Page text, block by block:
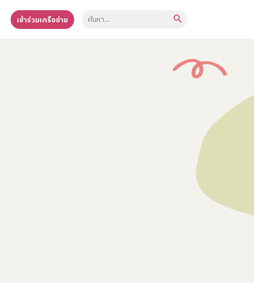
เข้าร่วมเครือข่าย
Search
for: